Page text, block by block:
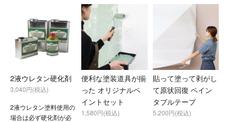
2液ウレタン硬化剤
3,040円(税込)
2液ウレタン塗料使用の
場合は必ず硬化剤が必
便利な塗装道具が揃
った オリジナルペ
イントセット
1,580円(税込)
貼って塗って剥がし
て原状回復 ペイン
タブルテープ
5,200円(税込)